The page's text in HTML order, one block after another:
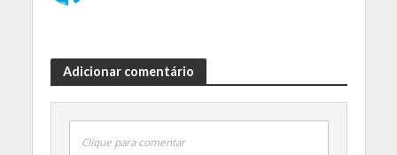
Adicionar comentário
Clique para comentar